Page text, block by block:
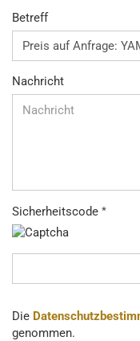
Betreff
Nachricht
Sicherheitscode
Die
genommen.